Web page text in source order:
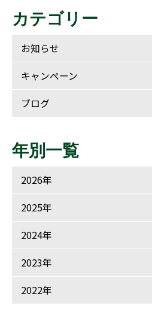
カテゴリー
お知らせ
キャンペーン
ブログ
年別一覧
2026年
2025年
2024年
2023年
2022年